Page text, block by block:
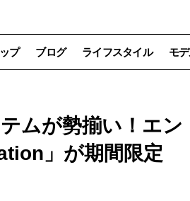
プ ブログ ライフスタイル モ
ムが勢揃い！エン
」が期間限定